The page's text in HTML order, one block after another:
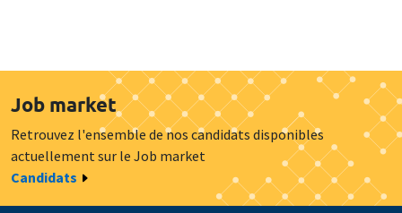
Job market
Retrouvez l'ensemble de nos candidats disponibles
actuellement sur le Job market
Candidats